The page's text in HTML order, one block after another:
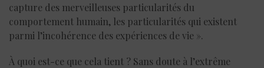
capture des merveilleuses particularités du
comportement humain, les particularités qui existent
parmi l’incohérence des expériences de vie ».
À quoi est-ce que cela tient ? Sans doute à l’extrême